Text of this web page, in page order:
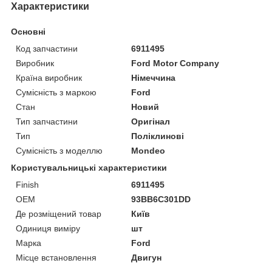
Характеристики
Основні
Код запчастини
6911495
Виробник
Ford Motor Company
Країна виробник
Німеччина
Сумісність з маркою
Ford
Стан
Новий
Тип запчастини
Оригінал
Тип
Поліклинові
Сумісність з моделлю
Mondeo
Користувальницькі характеристики
Finish
6911495
OEM
93BB6C301DD
Де розміщений товар
Київ
Одиниця виміру
шт
Марка
Ford
Місце встановлення
Двигун